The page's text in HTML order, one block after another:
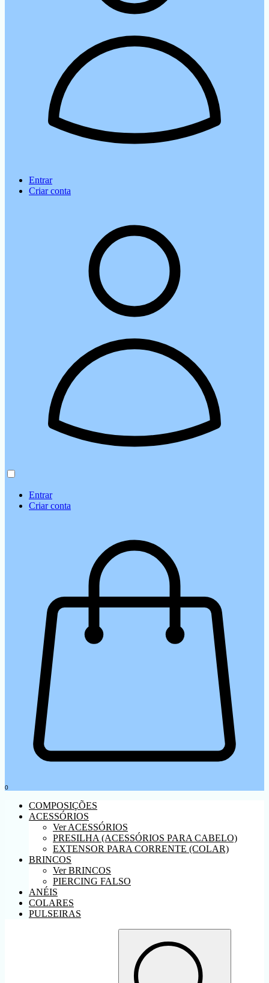
Entrar
Criar conta
Entrar
Criar conta
0
COMPOSIÇÕES
ACESSÓRIOS
Ver ACESSÓRIOS
PRESILHA (ACESSÓRIOS PARA CABELO)
EXTENSOR PARA CORRENTE (COLAR)
BRINCOS
Ver BRINCOS
PIERCING FALSO
ANÉIS
COLARES
PULSEIRAS